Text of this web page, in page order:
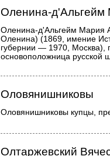
Оленина-д'Альгейм
Оленина-д'Альгейм Мария
Оленина) (1869, имение
губернии — 1970, Москва),
основоположница русской
Оловянишниковы
Оловянишниковы купцы,
Олтаржевский